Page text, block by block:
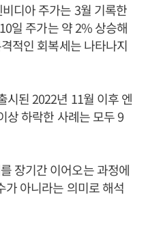
디아 주가는 3월 기록한
일 주가는 약 2% 상승해
적인 회복세는 나타나지
시된 2022년 11월 이후 엔
상 하락한 사례는 모두 9
장기간 이어오는 과정에
가 아니라는 의미로 해석